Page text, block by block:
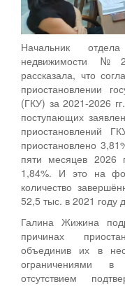
Начальник отдела
недвижимости
рассказала, что
приостановлении
(ГКУ) за 2021-2026
поступающих
приостановлений
приостановлено
пяти месяцев 2026
1,84%. И это на
количество
52,5 тыс. в 2021 году
Галина Жижина
причинах
объединив их в
ограничениями в
отсутствием